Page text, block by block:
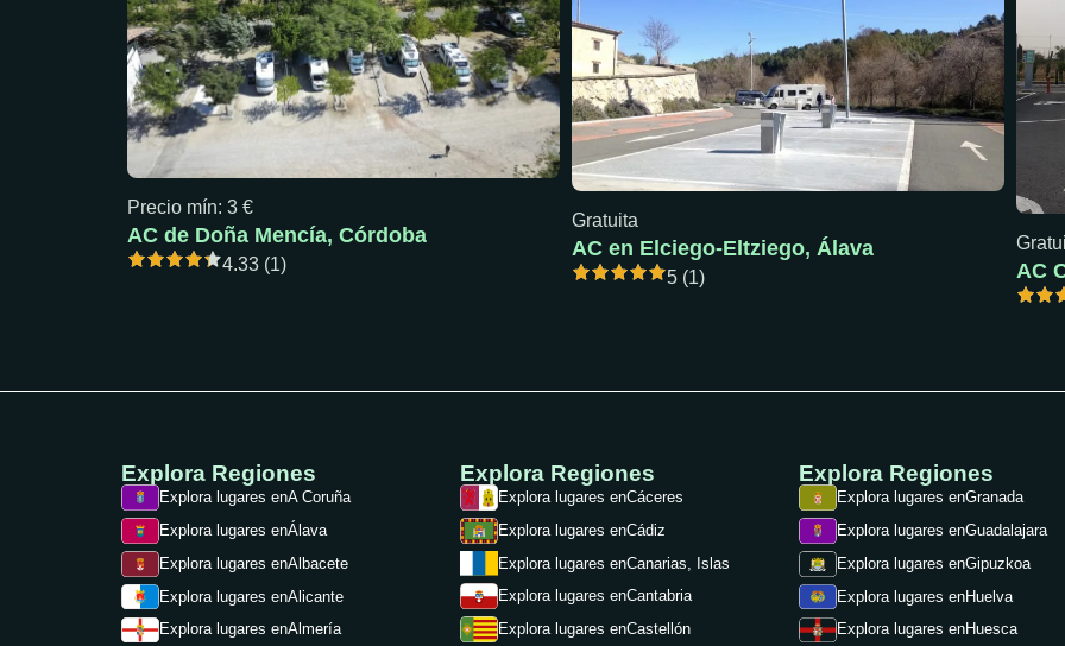
Precio mín: 3 €
AC de Doña Mencía, Córdoba
4.33 (1)
Gratuita
AC en Elciego-Eltziego, Álava
5 (1)
Explora Regiones
Explora lugares enA Coruña
Explora lugares enÁlava
Explora lugares enAlbacete
Explora lugares enAlicante
Explora lugares enAlmería
Explora Regiones
Explora lugares enCáceres
Explora lugares enCádiz
Explora lugares enCanarias, Islas
Explora lugares enCantabria
Explora lugares enCastellón
Explora Regiones
Explora lugares enGranada
Explora lugares enGuadalajara
Explora lugares enGipuzkoa
Explora lugares enHuelva
Explora lugares enHuesca